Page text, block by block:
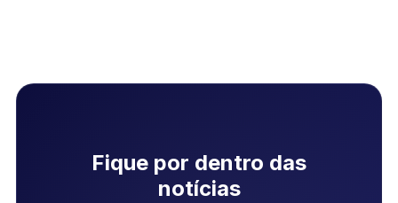
Fique por dentro das
notícias